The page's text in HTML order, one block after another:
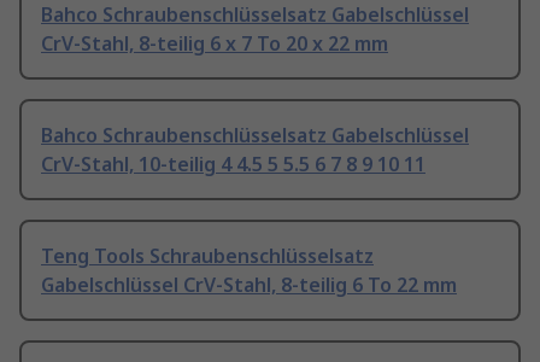
Bahco Schraubenschlüsselsatz Gabelschlüssel
CrV-Stahl, 8-teilig 6 x 7 To 20 x 22 mm
Bahco Schraubenschlüsselsatz Gabelschlüssel
CrV-Stahl, 10-teilig 4 4.5 5 5.5 6 7 8 9 10 11
Teng Tools Schraubenschlüsselsatz
Gabelschlüssel CrV-Stahl, 8-teilig 6 To 22 mm